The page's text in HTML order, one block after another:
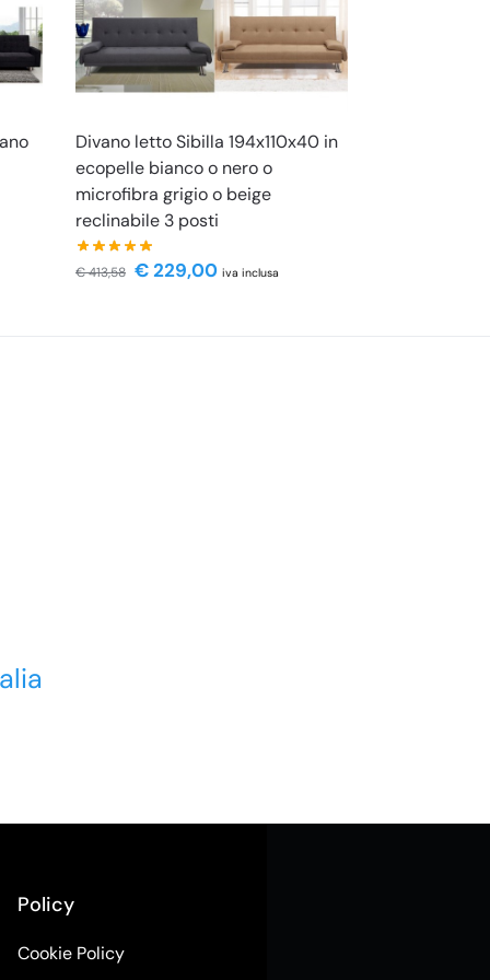
Divano letto Sibilla 194x110x40 in
ecopelle bianco o nero o
microfibra grigio o beige
reclinabile 3 posti
€413,58 €229,00 iva inclusa
Policy
Cookie Policy